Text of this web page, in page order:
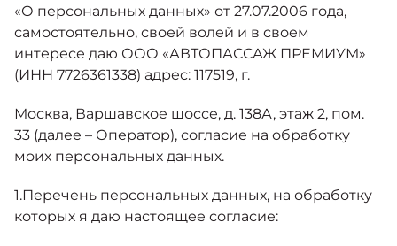
Москвич 6
Яркий динамичный седан
от 2 237 000 ₽*
Москвич 3 с ручным управлением
от 2 069 000 ₽*
ПОКУПКА АВТОМОБИЛЯ
Спецпредложения
Калькулятор трейд-ин
Помощь на дорогах
СЕРВИСНЫЕ АКЦИИ
АКСЕССУАРЫ
НОВОСТИ
КОНТАКТЫ
«О персональных данных» от 27.07.2006 года,
самостоятельно, своей волей и в своем
интересе даю ООО «АВТОПАССАЖ ПРЕМИУМ»
(ИНН 7726361338) адрес: 117519, г.
Москва, Варшавское шоссе, д. 138А, этаж 2, пом.
33 (далее – Оператор), согласие на обработку
моих персональных данных.
1.Перечень персональных данных, на обработку
которых я даю настоящее согласие: